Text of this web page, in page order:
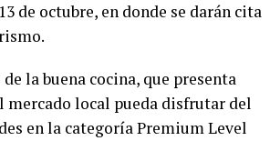
de octubre, en donde se darán cita
la buena cocina, que presenta
mercado local pueda disfrutar del
en la categoría Premium Level